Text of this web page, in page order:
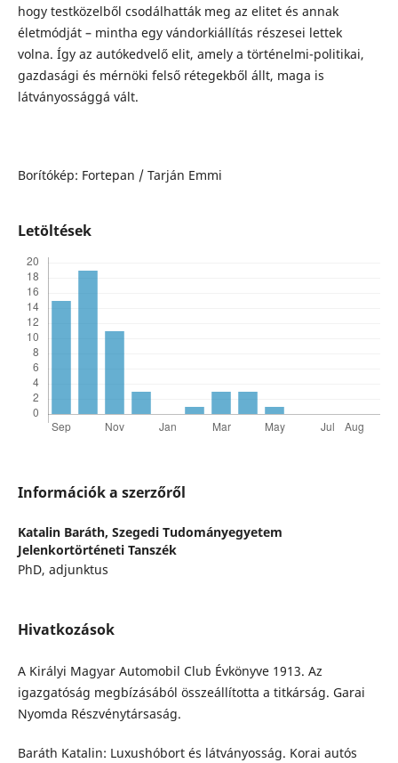
hogy testközelből csodálhatták meg az elitet és annak
életmódját – mintha egy vándorkiállítás részesei lettek
volna. Így az autókedvelő elit, amely a történelmi-politikai,
gazdasági és mérnöki felső rétegekből állt, maga is
látványossággá vált.
Borítókép: Fortepan / Tarján Emmi
Letöltések
Információk a szerzőről
Katalin Baráth, Szegedi Tudományegyetem
Jelenkortörténeti Tanszék
PhD, adjunktus
Hivatkozások
A Királyi Magyar Automobil Club Évkönyve 1913. Az
igazgatóság megbízásából összeállította a titkárság. Garai
Nyomda Részvénytársaság.
Baráth Katalin: Luxushóbort és látványosság. Korai autós